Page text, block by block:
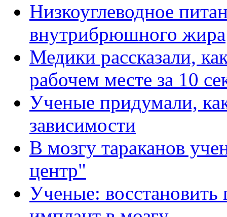
Низкоуглеводное
внутрибрюшного жира
Медики рассказали,
рабочем месте за 10
Ученые придумали,
зависимости
В мозгу тараканов
центр"
Ученые: